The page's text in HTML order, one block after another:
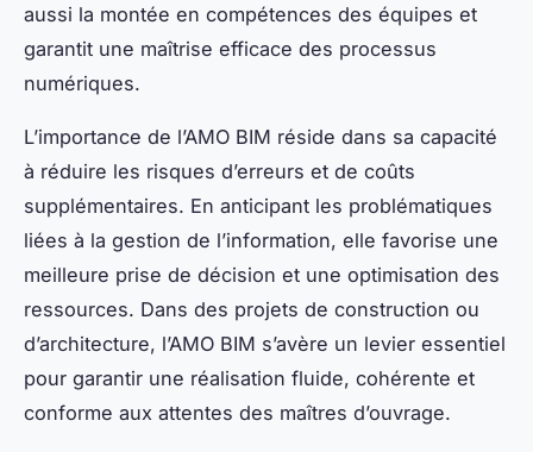
aussi la montée en compétences des équipes et
garantit une maîtrise efficace des processus
numériques.
L’importance de l’AMO BIM réside dans sa capacité
à réduire les risques d’erreurs et de coûts
supplémentaires. En anticipant les problématiques
liées à la gestion de l’information, elle favorise une
meilleure prise de décision et une optimisation des
ressources. Dans des projets de construction ou
d’architecture, l’AMO BIM s’avère un levier essentiel
pour garantir une réalisation fluide, cohérente et
conforme aux attentes des maîtres d’ouvrage.